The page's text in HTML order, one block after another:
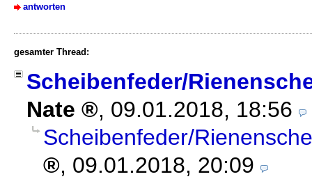
antworten
gesamter Thread:
Scheibenfeder/
Nate
, 09.01.2018, 18:56
Scheibenfeder/
, 09.01.2018, 20:09